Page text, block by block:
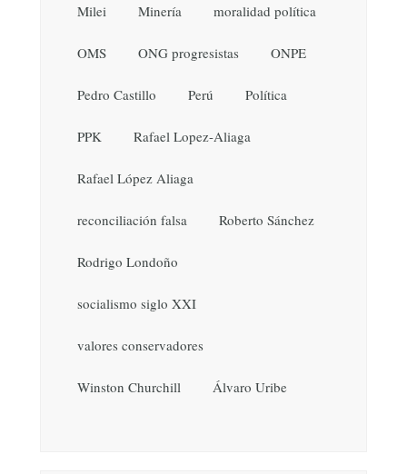
Milei Minería moralidad política
OMS ONG progresistas ONPE
Pedro Castillo Perú Política
PPK Rafael Lopez-Aliaga
Rafael López Aliaga
reconciliación falsa Roberto Sánchez
Rodrigo Londoño
socialismo siglo XXI
valores conservadores
Winston Churchill Álvaro Uribe